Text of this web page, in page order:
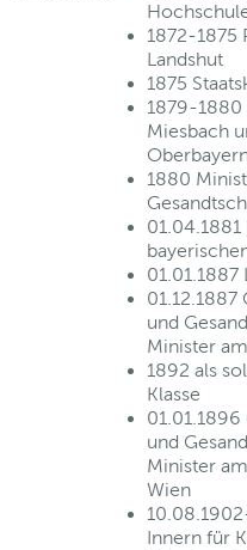
1872-1875
Landshut
1875
1879-1880
Miesbach
1880
01.01.1887
01.12.1887
und
Minister
1892 als
Klasse
01.01.1896
und
Minister
Wien
Innern für